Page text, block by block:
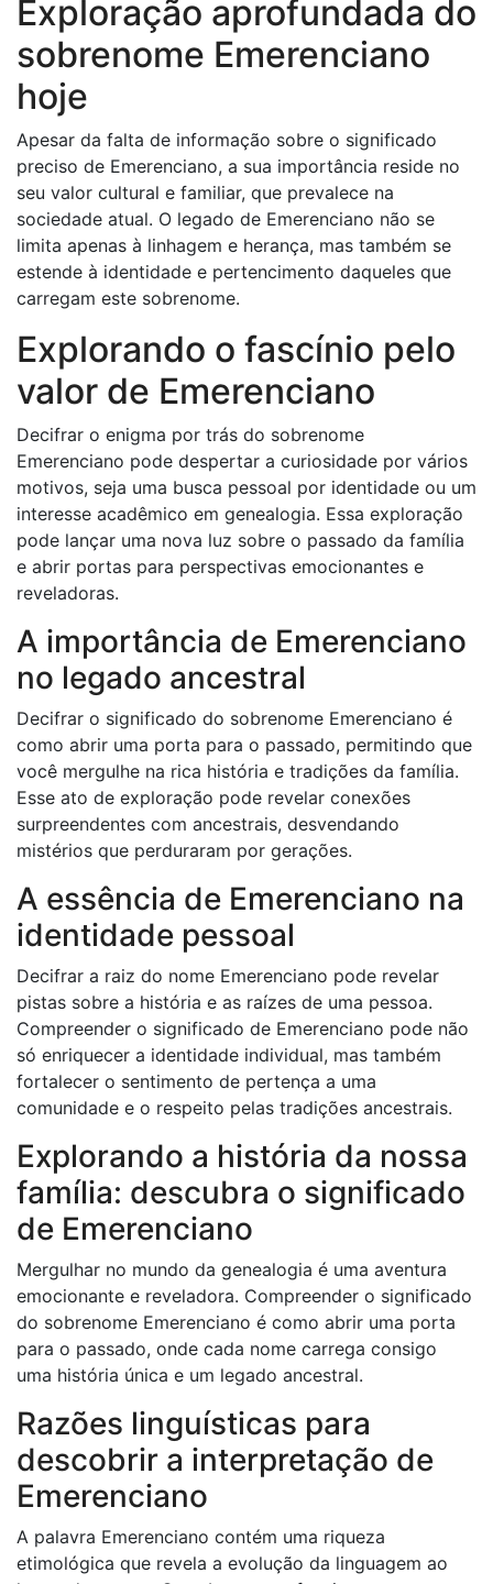
Exploração aprofundada do
sobrenome Emerenciano
hoje
Apesar da falta de informação sobre o significado
preciso de Emerenciano, a sua importância reside no
seu valor cultural e familiar, que prevalece na
sociedade atual. O legado de Emerenciano não se
limita apenas à linhagem e herança, mas também se
estende à identidade e pertencimento daqueles que
carregam este sobrenome.
Explorando o fascínio pelo
valor de Emerenciano
Decifrar o enigma por trás do sobrenome
Emerenciano pode despertar a curiosidade por vários
motivos, seja uma busca pessoal por identidade ou um
interesse acadêmico em genealogia. Essa exploração
pode lançar uma nova luz sobre o passado da família
e abrir portas para perspectivas emocionantes e
reveladoras.
A importância de Emerenciano
no legado ancestral
Decifrar o significado do sobrenome Emerenciano é
como abrir uma porta para o passado, permitindo que
você mergulhe na rica história e tradições da família.
Esse ato de exploração pode revelar conexões
surpreendentes com ancestrais, desvendando
mistérios que perduraram por gerações.
A essência de Emerenciano na
identidade pessoal
Decifrar a raiz do nome Emerenciano pode revelar
pistas sobre a história e as raízes de uma pessoa.
Compreender o significado de Emerenciano pode não
só enriquecer a identidade individual, mas também
fortalecer o sentimento de pertença a uma
comunidade e o respeito pelas tradições ancestrais.
Explorando a história da nossa
família: descubra o significado
de Emerenciano
Mergulhar no mundo da genealogia é uma aventura
emocionante e reveladora. Compreender o significado
do sobrenome Emerenciano é como abrir uma porta
para o passado, onde cada nome carrega consigo
uma história única e um legado ancestral.
Razões linguísticas para
descobrir a interpretação de
Emerenciano
A palavra Emerenciano contém uma riqueza
etimológica que revela a evolução da linguagem ao